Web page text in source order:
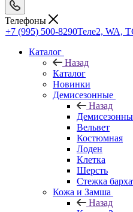
Телефоны
+7 (995) 500-8290Теле2, WA,
Каталог
Назад
Каталог
Новинки
Демисезонные
Назад
Вельвет
Костюмная
Лоден
Клетка
Шерсть
Стежка
Кожа и Замша
Назад